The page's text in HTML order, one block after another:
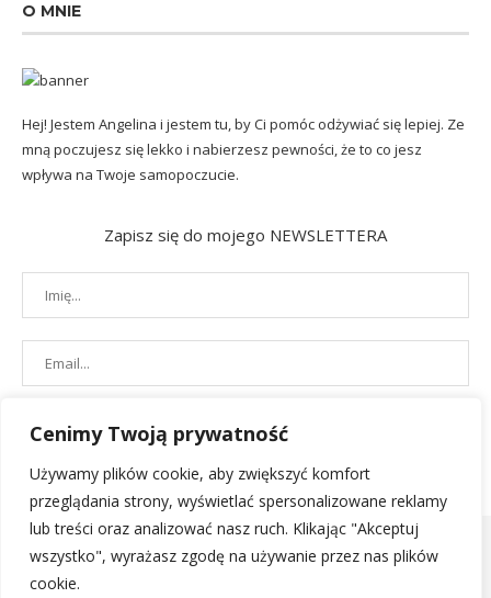
Cenimy Twoją prywatność
Używamy plików cookie, aby zwiększyć komfort
przeglądania strony, wyświetlać spersonalizowane reklamy
lub treści oraz analizować nasz ruch. Klikając "Akceptuj
wszystko", wyrażasz zgodę na używanie przez nas plików
cookie.
O MNIE
Hej! Jestem Angelina i jestem tu, by Ci pomóc odżywiać się lepiej. Ze
mną poczujesz się lekko i nabierzesz pewności, że to co jesz
wpływa na Twoje samopoczucie.
Zapisz się do mojego NEWSLETTERA